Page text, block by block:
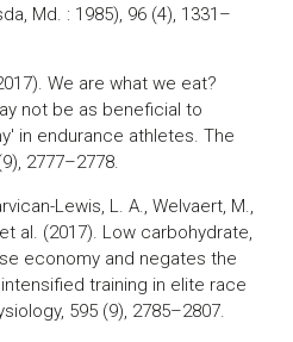
Md. : 1985), 96 (4), 1331–
We are what we eat?
not be as beneficial to
in endurance athletes. The
2777–2778.
Lewis, L. A., Welvaert, M.,
al. (2017). Low carbohydrate,
economy and negates the
training in elite race
595 (9), 2785–2807.